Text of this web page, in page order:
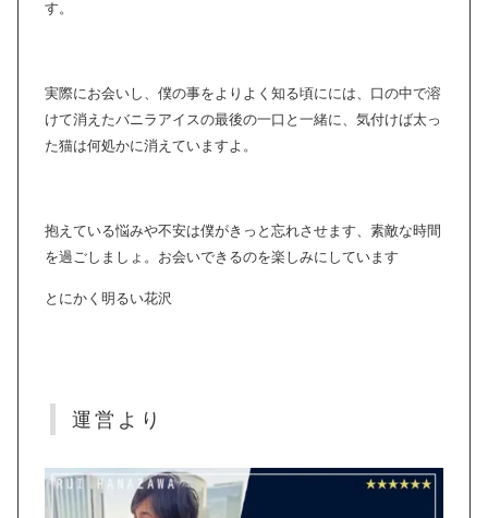
す。
実際にお会いし、僕の事をよりよく知る頃にには、口の中で溶
けて消えたバニラアイスの最後の一口と一緒に、気付けば太っ
た猫は何処かに消えていますよ。
抱えている悩みや不安は僕がきっと忘れさせます、素敵な時間
を過ごしましょ。お会いできるのを楽しみにしています
とにかく明るい花沢
運営より